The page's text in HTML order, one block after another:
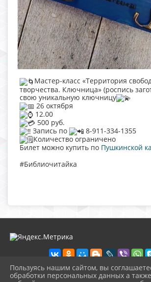
Мастер-класс «Территория
творчества. Ключница» (роспись
свою уникальную ключницу
26 октября
12.00
500 руб.
Запись по
8-911-334-1355
Количество ограничено
Билет можно купить по Пушкинской
#Библиочитайка
Пользуясь нашим сайтом, вы
обработки персональных данных а